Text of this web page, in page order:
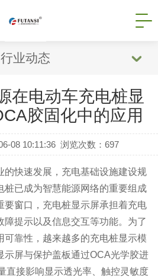
行业动态
在电动车充电桩显
胶固化中的应用
08 10:11:36 浏览次数：697
快速发展，充电基础设施建设规
桩已成为智慧能源网络的重要组成
要窗口，充电桩显示屏承担着充电
障提示以及信息交互等功能。为了
可靠性，越来越多的充电桩显示模
示屏与保护盖板通过OCA光学胶进
直接影响显示透光率、触控灵敏度